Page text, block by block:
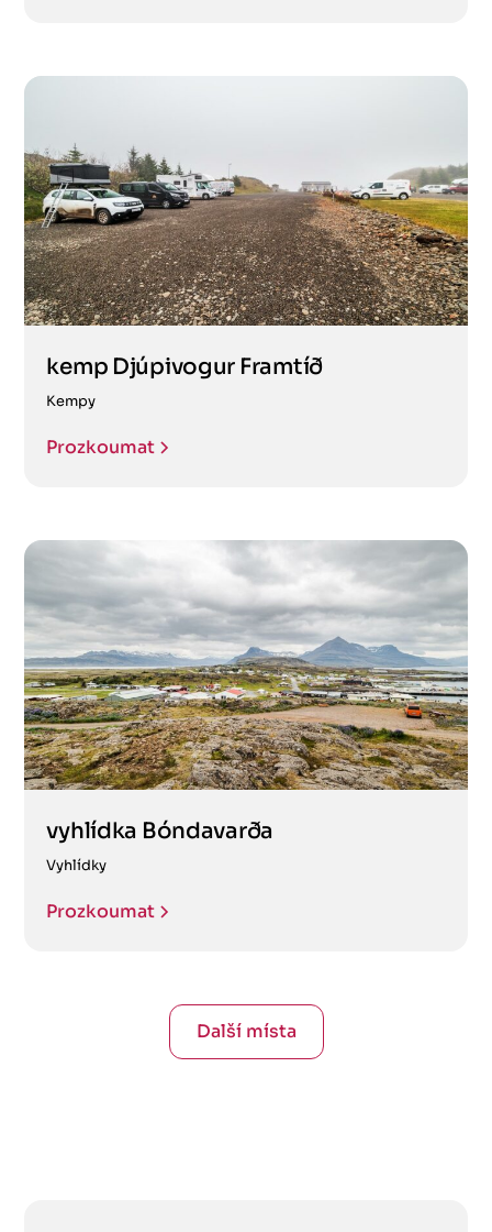
kemp Djúpivogur Framtíð
Kempy
Prozkoumat
vyhlídka Bóndavarða
Vyhlídky
Prozkoumat
Další místa